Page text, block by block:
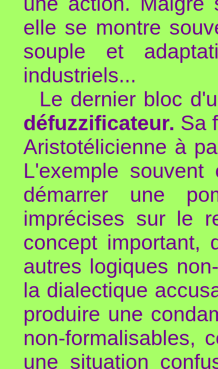
elle se montre
souple et
industriels...
Le dernier bloc
défuzzificateur. Sa
Aristotélicienne à
L'exemple
démarrer une
imprécises sur le
concept important,
autres logiques
la dialectique
produire une
non-formalisables,
une situation